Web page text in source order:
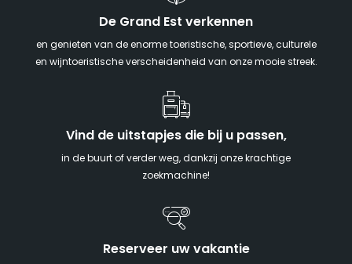
De Grand Est verkennen
en genieten van de enorme toeristische, sportieve, culturele
en wijntoeristische verscheidenheid van onze mooie streek.
Vind de uitstapjes die bij u passen,
in de buurt of verder weg, dankzij onze krachtige
zoekmachine!
Reserveer uw vakantie